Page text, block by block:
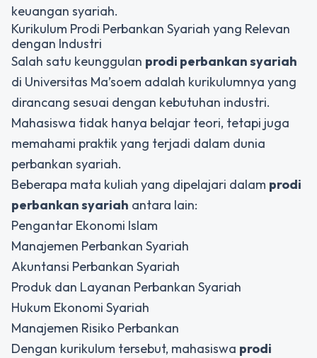
keuangan syariah.
Kurikulum Prodi Perbankan Syariah yang Relevan
dengan Industri
Salah satu keunggulan prodi perbankan syariah
di Universitas Ma’soem adalah kurikulumnya yang
dirancang sesuai dengan kebutuhan industri.
Mahasiswa tidak hanya belajar teori, tetapi juga
memahami praktik yang terjadi dalam dunia
perbankan syariah.
Beberapa mata kuliah yang dipelajari dalam prodi
perbankan syariah antara lain:
Pengantar Ekonomi Islam
Manajemen Perbankan Syariah
Akuntansi Perbankan Syariah
Produk dan Layanan Perbankan Syariah
Hukum Ekonomi Syariah
Manajemen Risiko Perbankan
Dengan kurikulum tersebut, mahasiswa prodi